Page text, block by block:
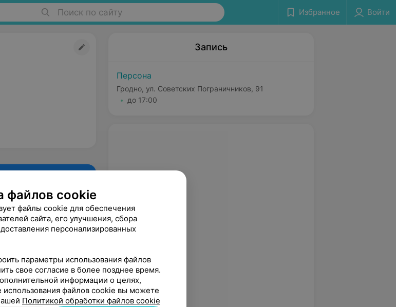
Поиск по сайту Избранное Войти
Рекомендую
Запись
Персона
Гродно, ул. Советских Пограничников, 91
до 17:00
файлов cookie
файлы cookie для обеспечения
сайта, его улучшения, сбора
персонализированных
параметры использования файлов
свое согласие в более позднее время.
информации о целях,
использования файлов cookie вы можете
Политикой обработки файлов cookie